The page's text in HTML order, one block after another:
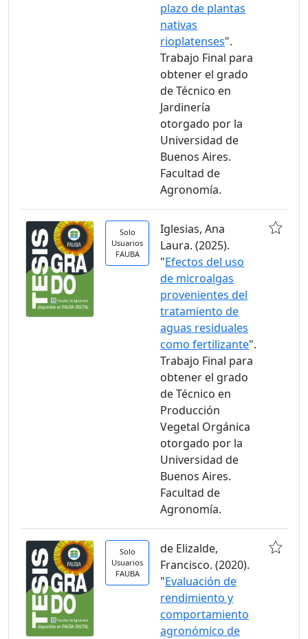
plazo de plantas
nativas
rioplatenses".
Trabajo Final para
obtener el grado
de Técnico en
Jardinería
otorgado por la
Universidad de
Buenos Aires.
Facultad de
Agronomía.
Solo
Usuarios
FAUBA
Iglesias, Ana
Laura. (2025).
"Efectos del uso
de microalgas
provenientes del
tratamiento de
aguas residuales
como fertilizante".
Trabajo Final para
obtener el grado
de Técnico en
Producción
Vegetal Orgánica
otorgado por la
Universidad de
Buenos Aires.
Facultad de
Agronomía.
Solo
Usuarios
FAUBA
de Elizalde,
Francisco. (2020).
"Evaluación de
rendimiento y
comportamiento
agronómico de